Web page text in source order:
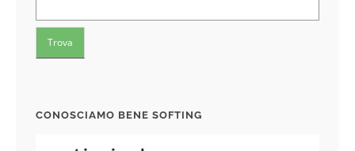
CONOSCIAMO BENE SOFTING